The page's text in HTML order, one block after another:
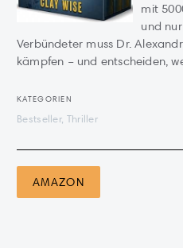
mit
und
Verbündeter muss Dr.
kämpfen – und entscheiden,
KATEGORIEN
Bestseller, Thriller
AMAZON